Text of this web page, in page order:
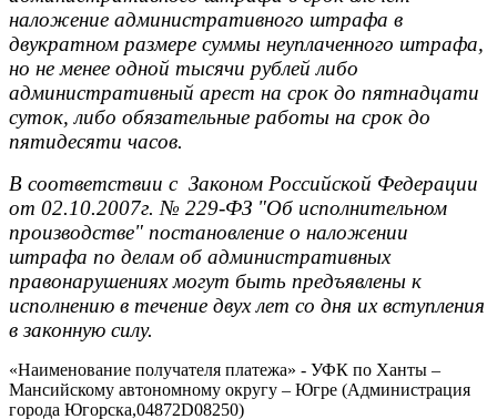
наложение административного штрафа в
двукратном размере суммы неуплаченного штрафа,
но не менее одной тысячи рублей либо
административный арест на срок до пятнадцати
суток, либо обязательные работы на срок до
пятидесяти часов.
В соответствии с Законом Российской Федерации
от 02.10.2007г. № 229-ФЗ "Об исполнительном
производстве" постановление о наложении
штрафа по делам об административных
правонарушениях могут быть предъявлены к
исполнению в течение двух лет со дня их вступления
в законную силу.
«Наименование получателя платежа» - УФК по Ханты –
Мансийскому автономному округу – Югре (Администрация
города Югорска,04872D08250)